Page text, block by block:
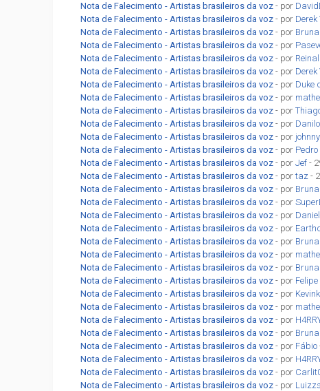
Nota de Falecimento - Artistas brasileiros da voz - por
Nota de Falecimento - Artistas brasileiros da voz - por
Nota de Falecimento - Artistas brasileiros da voz - por Bruna'
Nota de Falecimento - Artistas brasileiros da voz - por
Nota de Falecimento - Artistas brasileiros da voz - por
Nota de Falecimento - Artistas brasileiros da voz - por
Nota de Falecimento - Artistas brasileiros da voz - por Duke
Nota de Falecimento - Artistas brasileiros da voz - por
Nota de Falecimento - Artistas brasileiros da voz - por
Nota de Falecimento - Artistas brasileiros da voz - por
Nota de Falecimento - Artistas brasileiros da voz - por
Nota de Falecimento - Artistas brasileiros da voz - por
Nota de Falecimento - Artistas brasileiros da voz - porJef -
Nota de Falecimento - Artistas brasileiros da voz - portaz -
Nota de Falecimento - Artistas brasileiros da voz - por Bruna'
Nota de Falecimento - Artistas brasileiros da voz - por
Nota de Falecimento - Artistas brasileiros da voz - por
Nota de Falecimento - Artistas brasileiros da voz - por
Nota de Falecimento - Artistas brasileiros da voz - por Bruna'
Nota de Falecimento - Artistas brasileiros da voz - por
Nota de Falecimento - Artistas brasileiros da voz - por Bruna'
Nota de Falecimento - Artistas brasileiros da voz - por
Nota de Falecimento - Artistas brasileiros da voz - por
Nota de Falecimento - Artistas brasileiros da voz - por
Nota de Falecimento - Artistas brasileiros da voz - por
Nota de Falecimento - Artistas brasileiros da voz - por Bruna'
Nota de Falecimento - Artistas brasileiros da voz - por Fábio
Nota de Falecimento - Artistas brasileiros da voz - por
Nota de Falecimento - Artistas brasileiros da voz - por
Nota de Falecimento - Artistas brasileiros da voz - por Luizzs